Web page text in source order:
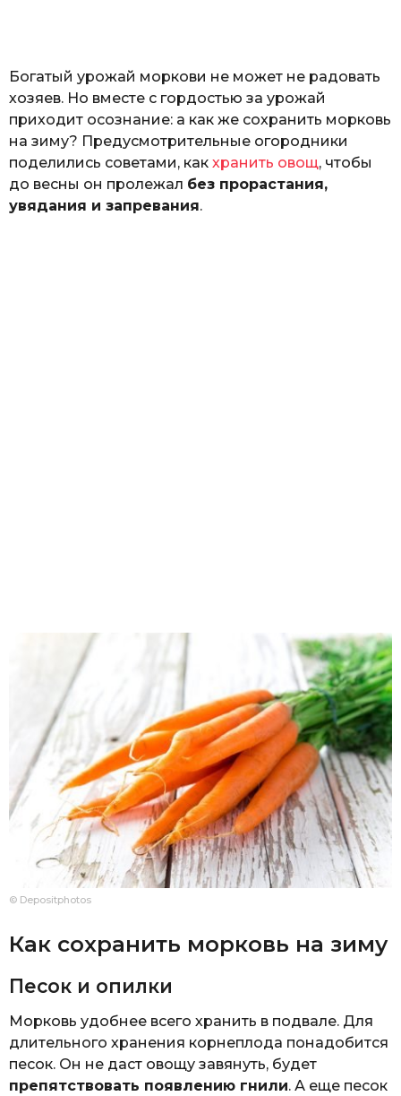
р
к
л
ю
к
Богатый урожай моркови не может не радовать
хозяев. Но вместе с гордостью за урожай
приходит осознание: а как же сохранить морковь
на зиму? Предусмотрительные огородники
поделились советами, как хранить овощ, чтобы
до весны он пролежал без прорастания,
увядания и запревания.
© Depositphotos
Как сохранить морковь на зиму
Песок и опилки
Морковь удобнее всего хранить в подвале. Для
длительного хранения корнеплода понадобится
песок. Он не даст овощу завянуть, будет
препятствовать появлению гнили. А еще песок